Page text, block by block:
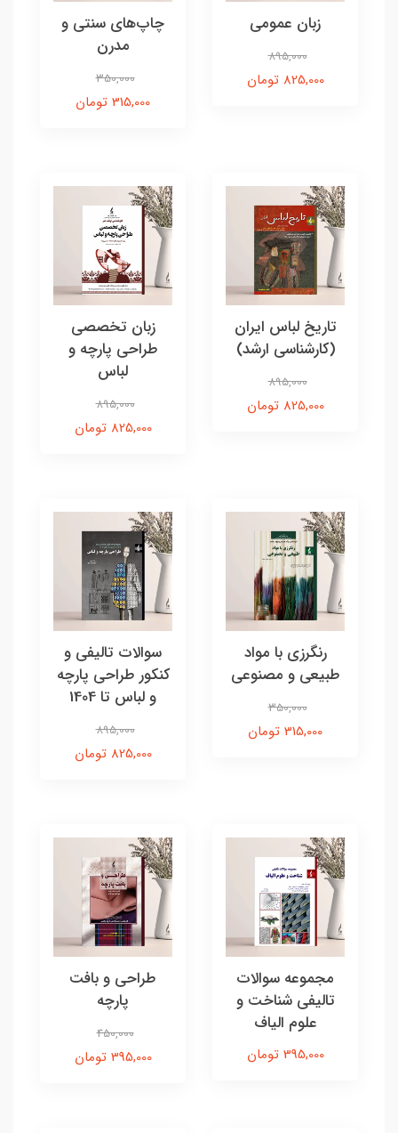
زبان عمومی
895,000
825,000 تومان
چاپ‌های سنتی و
مدرن
350,000
315,000 تومان
تاریخ لباس ایران
(کارشناسی ارشد)
895,000
825,000 تومان
زبان تخصصی
طراحی پارچه و
لباس
895,000
825,000 تومان
رنگرزی با مواد
طبیعی و مصنوعی
350,000
315,000 تومان
سوالات تالیفی و
کنکور طراحی پارچه
و لباس تا 1404
895,000
825,000 تومان
مجموعه سوالات
تالیفی شناخت و
علوم الیاف
395,000 تومان
طراحی و بافت
پارچه
450,000
395,000 تومان